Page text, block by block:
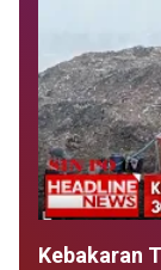
Kebakaran